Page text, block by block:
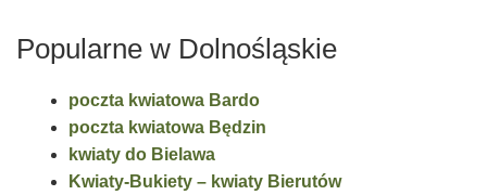
Popularne w Dolnośląskie
poczta kwiatowa Bardo
poczta kwiatowa Będzin
kwiaty do Bielawa
Kwiaty-Bukiety – kwiaty Bierutów